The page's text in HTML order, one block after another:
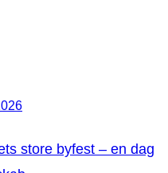
store byfest – en dag